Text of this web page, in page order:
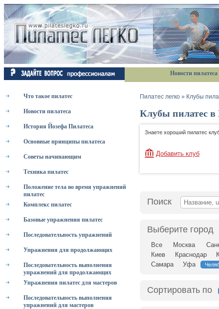
Новости пилатеса
Что такое пилатес
Новости пилатеса
История Йозефа Пилатеса
Основные принципы пилатеса
Советы начинающим
Техника пилатес
Положение тела во время упражнений
пилатес
Комплекс пилатес
Базовые упражнения пилатес
Последовательность упражнений
Упражнения для продолжающих
Последовательность выполнения
упражнений для продолжающих
Упражнения пилатес для мастеров
Последовательность выполнения
упражнений для мастеров
Пилатес легко » Клубы
Клубы пилатес в
Знаете хороший пилатес
Добавить клуб
Поиск
Выберите город
Все Москва
Киев
Краснодар
Самара
Уфа
Сортировать по